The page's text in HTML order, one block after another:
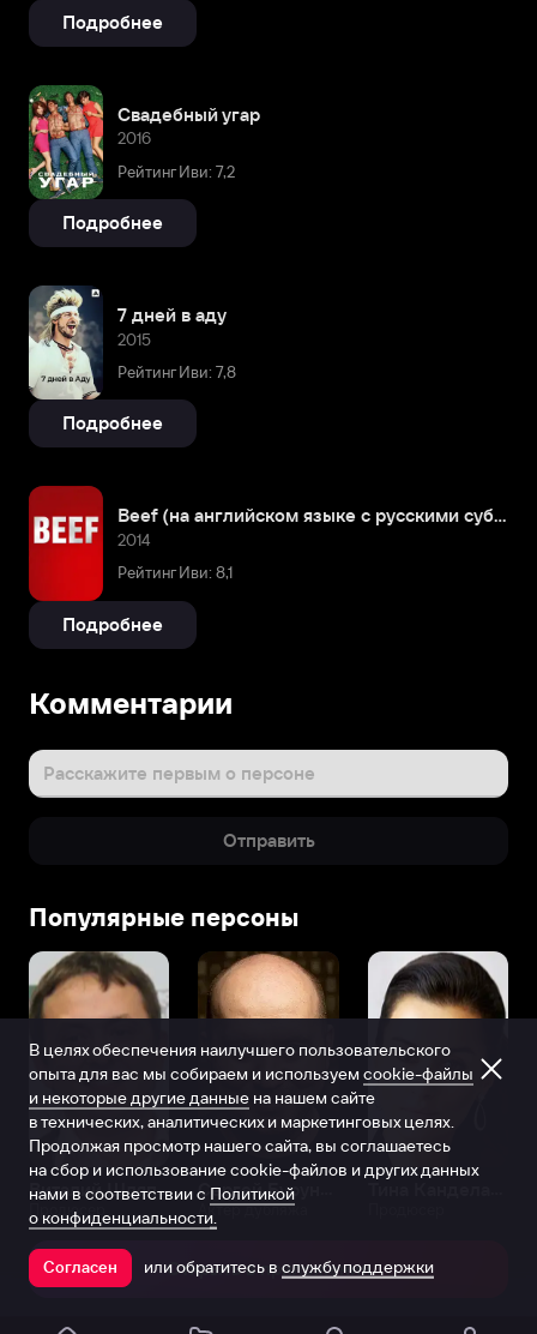
Подробнее
Свадебный угар
2016
Рейтинг Иви: 7,2
Подробнее
7 дней в аду
2015
Рейтинг Иви: 7,8
Подробнее
Beef (на английском языке с русскими субтитрами)
2014
Рейтинг Иви: 8,1
Подробнее
Комментарии
Расскажите первым о персоне
Отправить
Популярные персоны
Виталий Шляппо
Продюсер Актёр дубляжа
Открыть в приложении
В целях обеспечения наилучшего пользовательского
опыта для вас мы собираем и используем cookie-файлы
и некоторые другие данные на нашем сайте
в технических, аналитических и маркетинговых целях.
Продолжая просмотр нашего сайта, вы соглашаетесь
на сбор и использование cookie-файлов и других данных
нами в соответствии с Политикой
о конфиденциальности.
Согласен или обратитесь в службу поддержки